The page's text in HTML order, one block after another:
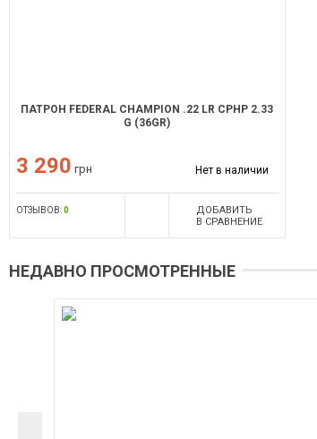
ПАТРОН FEDERAL CHAMPION .22 LR CPHP 2.33
G (36GR)
3 290 грн Нет в наличии
ОТЗЫВОВ:0
ДОБАВИТЬ
В СРАВНЕНИЕ
НЕДАВНО ПРОСМОТРЕННЫЕ